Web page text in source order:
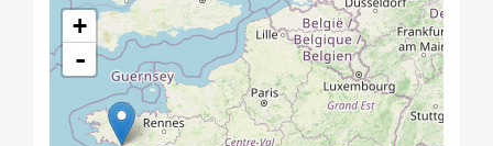
+
-